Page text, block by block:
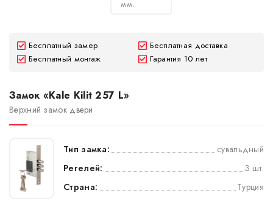
мм.
Бесплатный замер
Бесплатная доставка
Бесплатный монтаж
Гарантия 10 лет
Замок «Kale Kilit 257 L»
Верхний замок двери
Тип замка:
сувальдный
Регелей:
3 шт.
Страна:
Турция